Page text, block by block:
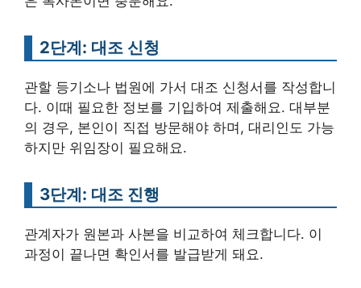
2단계: 대조 신청
관할 등기소나 법원에 가서 대조 신청서를 작성합니
다. 이때 필요한 정보를 기입하여 제출해요. 대부분
의 경우, 본인이 직접 방문해야 하며, 대리인도 가능
하지만 위임장이 필요해요.
3단계: 대조 진행
관계자가 원본과 사본을 비교하여 체크합니다. 이
과정이 끝나면 확인서를 발급받게 돼요.